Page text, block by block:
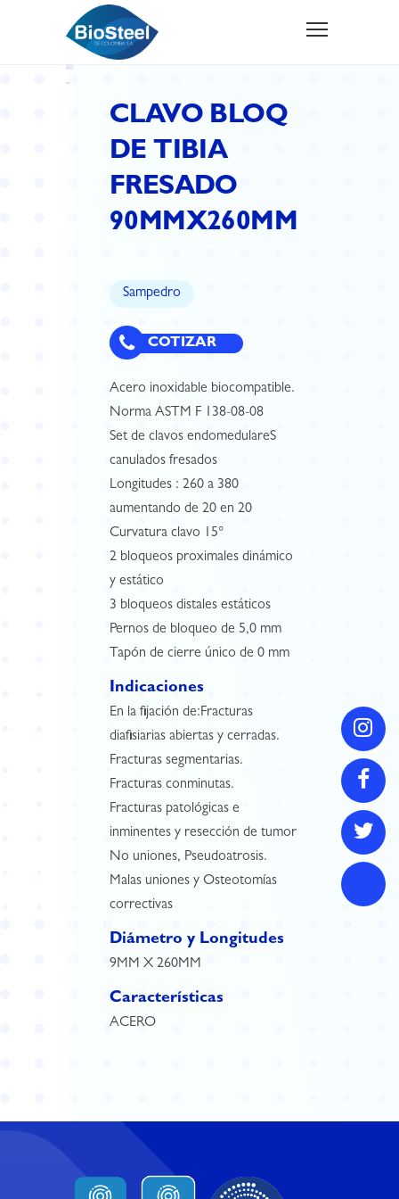
CLAVO BLOQ
DE TIBIA
FRESADO
90MMX260MM
Sampedro
COTIZAR
Acero inoxidable biocompatible.
Norma ASTM F 138-08-08
Set de clavos endomedulareS
canulados fresados
Longitudes : 260 a 380
aumentando de 20 en 20
Curvatura clavo 15°
2 bloqueos proximales dinámico
y estático
3 bloqueos distales estáticos
Pernos de bloqueo de 5,0 mm
Tapón de cierre único de 0 mm
Indicaciones
En la fijación de:Fracturas
diafisiarias abiertas y cerradas.
Fracturas segmentarias.
Fracturas conminutas.
Fracturas patológicas e
inminentes y resección de tumor
No uniones, Pseudoatrosis.
Malas uniones y Osteotomías
correctivas
Diámetro y Longitudes
9MM X 260MM
Características
ACERO